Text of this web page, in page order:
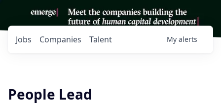
Jobs Companies Talent My alerts
People Lead